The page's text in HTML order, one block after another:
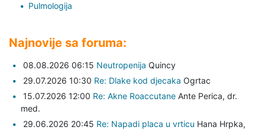
Pulmologija
Najnovije sa foruma:
08.08.2026 06:15 Neutropenija Quincy
29.07.2026 10:30 Re: Dlake kod djecaka Ogrtac
15.07.2026 12:00 Re: Akne Roaccutane Ante Perica, dr.
med.
29.06.2026 20:45 Re: Napadi placa u vrticu Hana Hrpka,